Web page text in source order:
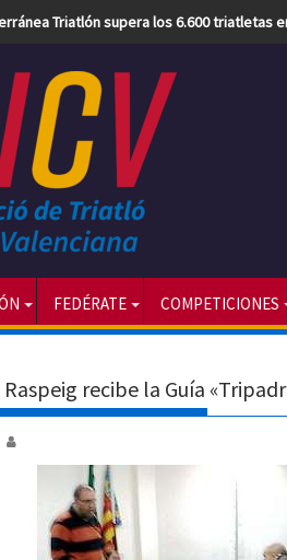
Triatlón supera los 6.600 triatletas
FEDÉRATE COMPETICIONES
recibe la Guía